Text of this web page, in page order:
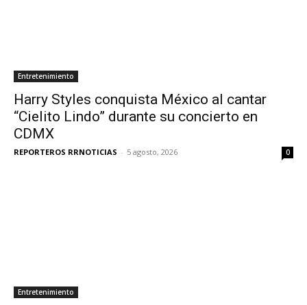
Entretenimiento
Harry Styles conquista México al cantar
“Cielito Lindo” durante su concierto en
CDMX
REPORTEROS RRNOTICIAS - 5 agosto, 2026 0
Entretenimiento